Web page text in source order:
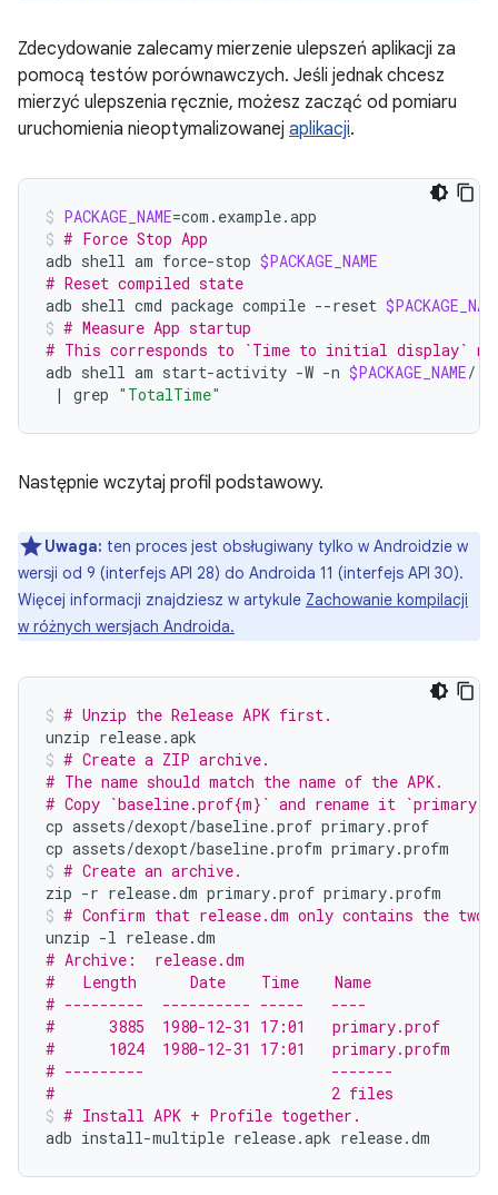
Zdecydowanie zalecamy mierzenie ulepszeń aplikacji za
pomocą testów porównawczych. Jeśli jednak chcesz
mierzyć ulepszenia ręcznie, możesz zacząć od pomiaru
uruchomienia nieoptymalizowanej aplikacji.
PACKAGE_NAME=com.example.app
# Force Stop App
adb shell am force-stop $PACKAGE_NAME
# Reset compiled state
adb shell cmd package compile --reset
# Measure App startup
# This corresponds to `Time to initial display`
adb shell am start-activity -W -n $PACKAGE_NAME/
|
grep "TotalTime"
Następnie wczytaj profil podstawowy.
Uwaga: ten proces jest obsługiwany tylko w Androidzie w
wersji od 9 (interfejs API 28) do Androida 11 (interfejs API 30).
Więcej informacji znajdziesz w artykule Zachowanie kompilacji
w różnych wersjach Androida.
# Unzip the Release APK first.
unzip release.apk
# Create a ZIP archive.
# The name should match the name of the APK.
# Copy `baseline.prof{m}` and rename it
cp assets/dexopt/baseline.prof primary.prof
cp assets/dexopt/baseline.profm primary.profm
# Create an archive.
zip -r release.dm primary.prof primary.profm
# Confirm that release.dm only contains the
unzip -l
# Archive:  release.dm
#   Length      Date    Time    Name
# ---------  ---------- -----   ----
#      3885  1980-12-31 17:01   primary.prof
#      1024  1980-12-31 17:01   primary.profm
# ---------                     -------
#                               2 files
# Install APK + Profile together.
adb install-multiple release.apk release.dm